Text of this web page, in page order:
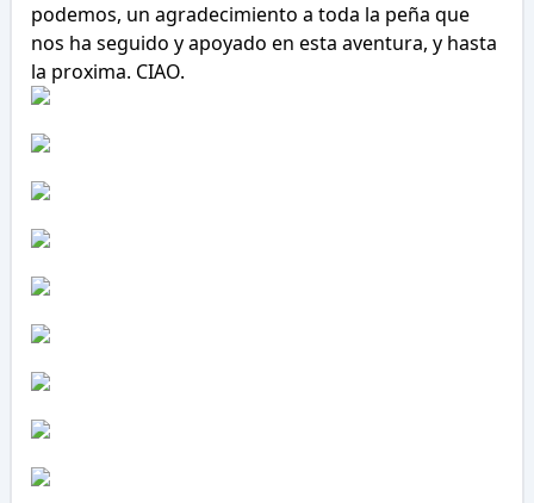
podemos, un agradecimiento a toda la peña que
nos ha seguido y apoyado en esta aventura, y hasta
la proxima. CIAO.